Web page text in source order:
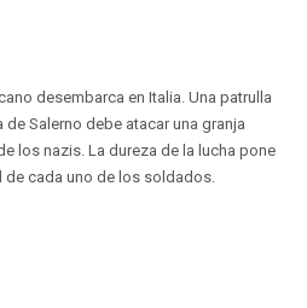
desembarca en Italia. Una patrulla
Salerno debe atacar una granja
los nazis. La dureza de la lucha pone
cada uno de los soldados.